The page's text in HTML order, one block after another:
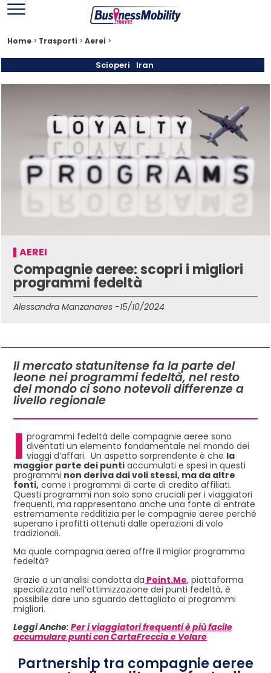
Home > Trasporti > Aerei >
Scioperi Iran
AEREI
Compagnie aeree: scopri i migliori
programmi fedeltà
Alessandra Manzanares -15/10/2024
Il mercato statunitense fa la parte del
leone nei programmi fedeltà, nel resto
del mondo ci sono notevoli differenze a
livello regionale
I programmi fedeltà delle compagnie aeree sono
diventati un elemento fondamentale nel mondo dei
viaggi d’affari. Un aspetto sorprendente è che la
maggior parte dei punti accumulati e spesi in questi
programmi non deriva dai voli stessi, ma da altre
fonti, come i programmi di carte di credito affiliati.
Questi programmi non solo sono cruciali per i viaggiatori
frequenti, ma rappresentano anche una fonte di entrate
estremamente redditizia per le compagnie aeree perché
superano i profitti ottenuti dalle operazioni di volo
tradizionali.
Ma quale compagnia aerea offre il miglior programma
fedeltà?
Grazie a un’analisi condotta da Point.Me, piattaforma
specializzata nell’ottimizzazione dei punti fedeltà, è
possibile dare uno sguardo dettagliato ai programmi
migliori.
Leggi Anche: Per i viaggiatori frequenti è più facile
accumulare punti con CartaFreccia e Volare
Partnership tra compagnie aeree